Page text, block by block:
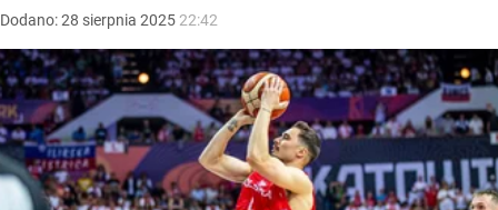
Dodano:28 sierpnia 2025 22:42